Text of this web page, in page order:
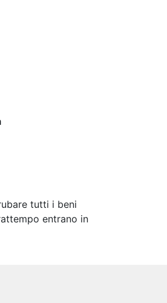
tutti i beni
entrano in